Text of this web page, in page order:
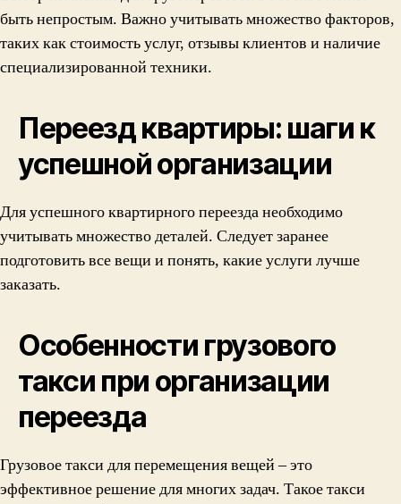
быть непростым. Важно учитывать множество факторов,
таких как стоимость услуг, отзывы клиентов и наличие
специализированной техники.
Переезд квартиры: шаги к
успешной организации
Для успешного квартирного переезда необходимо
учитывать множество деталей. Следует заранее
подготовить все вещи и понять, какие услуги лучше
заказать.
Особенности грузового
такси при организации
переезда
Грузовое такси для перемещения вещей – это
эффективное решение для многих задач. Такое такси